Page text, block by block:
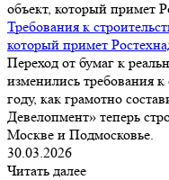
Требования к
который примет
Переход от бумаг к
изменились требования к
году, как грамотно
Девелопмент» теперь
Москве и Подмосковье.
30.03.2026
Читать далее